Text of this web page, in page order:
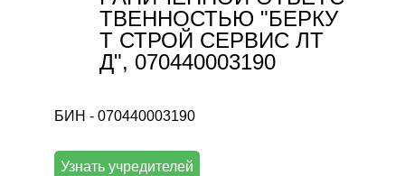
ТВЕННОСТЬЮ "БЕРКУ
Т СТРОЙ СЕРВИС ЛТ
Д", 070440003190
БИН - 070440003190
Узнать учредителей